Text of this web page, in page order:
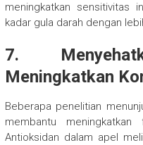
meningkatkan sensitivitas
kadar gula darah dengan
7.
Meningkatkan
Beberapa penelitian
membantu
Antioksidan dalam apel